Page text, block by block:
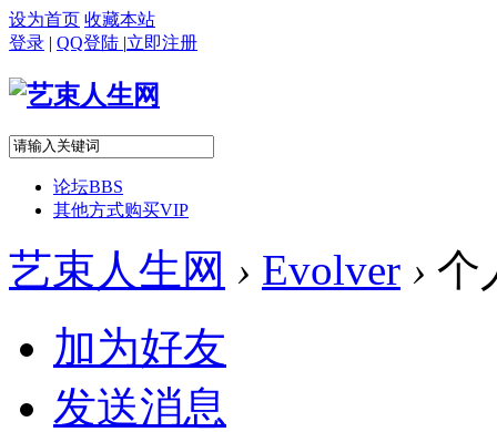
设为首页 收藏本站
登录 | QQ登陆 |立即注册
论坛BBS
其他方式购买VIP
艺束人生网 › Evolver › 个
加为好友
发送消息